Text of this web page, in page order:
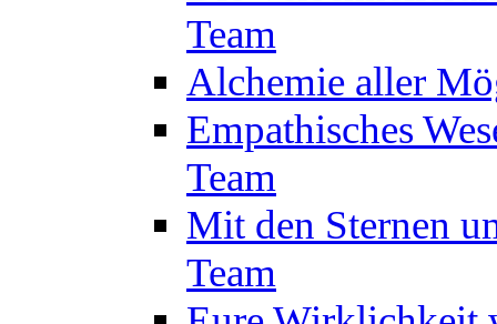
Team
Alchemie aller
Empathisches
Team
Mit den Sternen
Team